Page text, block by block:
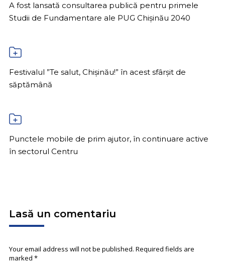
A fost lansată consultarea publică pentru primele
Studii de Fundamentare ale PUG Chișinău 2040
Festivalul ”Te salut, Chișinău!” în acest sfârșit de
săptămână
Punctele mobile de prim ajutor, în continuare active
în sectorul Centru
Lasă un comentariu
Your email address will not be published. Required fields are
marked *